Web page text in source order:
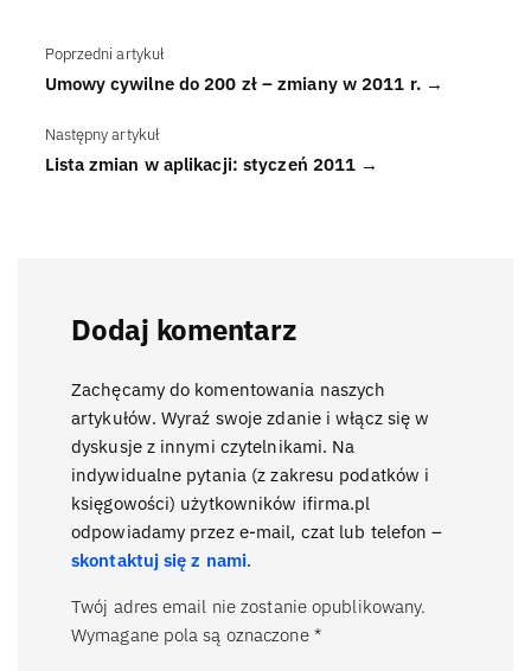
Poprzedni artykuł
Umowy cywilne do 200 zł – zmiany w 2011 r. →
Następny artykuł
Lista zmian w aplikacji: styczeń 2011 →
Dodaj komentarz
Zachęcamy do komentowania naszych
artykułów. Wyraź swoje zdanie i włącz się w
dyskusje z innymi czytelnikami. Na
indywidualne pytania (z zakresu podatków i
księgowości) użytkowników ifirma.pl
odpowiadamy przez e-mail, czat lub telefon –
skontaktuj się z nami.
Twój adres email nie zostanie opublikowany.
Wymagane pola są oznaczone *